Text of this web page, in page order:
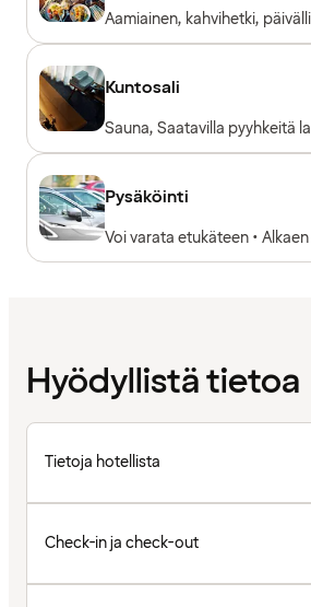
Aamiainen, kahvihetki,
Kuntosali
Sauna, Saatavilla pyyhkeitä
Kardiolaitteet, Vapaapainot
Pysäköinti
Voi varata etukäteen •
Hyödyllistä tietoa
Tietoja hotellista
Check-in ja check-out